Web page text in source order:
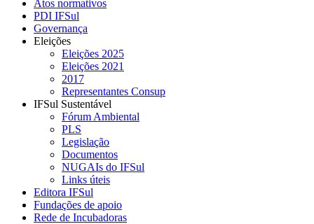
Atos normativos
PDI IFSul
Governança
Eleições
Eleições 2025
Eleições 2021
2017
Representantes Consup
IFSul Sustentável
Fórum Ambiental
PLS
Legislação
Documentos
NUGAIs do IFSul
Links úteis
Editora IFSul
Fundações de apoio
Rede de Incubadoras